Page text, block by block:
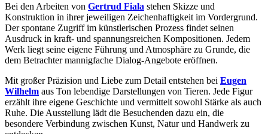
Bei den Arbeiten von Gertrud Fiala stehen Skizze und
Konstruktion in ihrer jeweiligen Zeichenhaftigkeit im Vordergrund.
Der spontane Zugriff im künstlerischen Prozess findet seinen
Ausdruck in kraft- und spannungsreichen Kompositionen. Jedem
Werk liegt seine eigene Führung und Atmosphäre zu Grunde, die
dem Betrachter mannigfache Dialog-Angebote eröffnen.
Mit großer Präzision und Liebe zum Detail entstehen bei Eugen
Wilhelm aus Ton lebendige Darstellungen von Tieren. Jede Figur
erzählt ihre eigene Geschichte und vermittelt sowohl Stärke als auch
Ruhe. Die Ausstellung lädt die Besuchenden dazu ein, die
besondere Verbindung zwischen Kunst, Natur und Handwerk zu